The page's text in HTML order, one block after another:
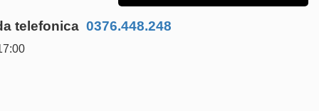
telefonica 0376.448.248